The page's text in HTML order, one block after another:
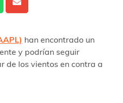
han encontrado un
y podrían seguir
de los vientos en contra a